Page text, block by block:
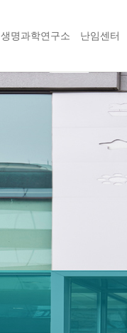
생명과학연구소 난임센터